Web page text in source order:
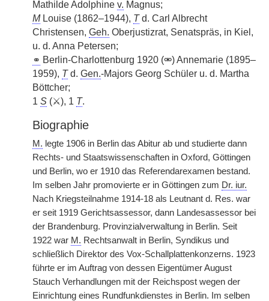
Mathilde Adolphine v. Magnus;
MLouise (1862–1944), Td. Carl Albrecht
Christensen, Geh. Oberjustizrat, Senatspräs, in Kiel,
u. d. Anna Petersen;
⚭ Berlin-Charlottenburg 1920 (⚮) Annemarie (1895–
1959), Td. Gen.-Majors Georg Schüler u. d. Martha
Böttcher;
1 S (⚔), 1 T.
Biographie
M. legte 1906 in Berlin das Abitur ab und studierte dann
Rechts- und Staatswissenschaften in Oxford, Göttingen
und Berlin, wo er 1910 das Referendarexamen bestand.
Im selben Jahr promovierte er in Göttingen zum Dr. iur.
Nach Kriegsteilnahme 1914-18 als Leutnant d. Res. war
er seit 1919 Gerichtsassessor, dann Landesassessor bei
der Brandenburg. Provinzialverwaltung in Berlin. Seit
1922 war M. Rechtsanwalt in Berlin, Syndikus und
schließlich Direktor des Vox-Schallplattenkonzerns. 1923
führte er im Auftrag von dessen Eigentümer August
Stauch Verhandlungen mit der Reichspost wegen der
Einrichtung eines Rundfunkdienstes in Berlin. Im selben